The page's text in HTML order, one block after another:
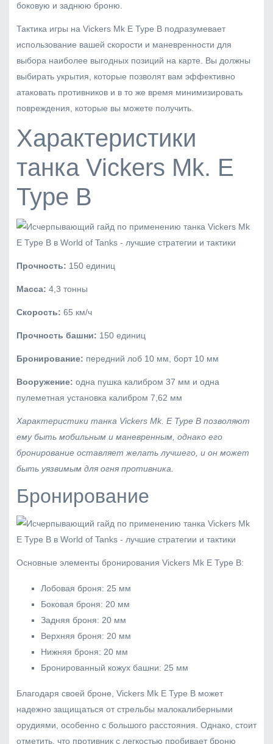
боковую и заднюю броню.
Тактика игры на Vickers Mk E Type B подразумевает
использование вашей скорости и маневренности для
выбора наиболее выгодных позиций на карте. Вы должны
выбирать укрытия, которые позволят вам эффективно
атаковать противников и в то же время минимизировать
повреждения, которые вы можете получить.
Характеристики
танка Vickers Mk. E
Type B
Прочность: 150 единиц
Масса: 4,3 тонны
Скорость: 65 км/ч
Прочность башни: 150 единиц
Бронирование: передний лоб 10 мм, борт 10 мм
Вооружение: одна пушка калибром 37 мм и одна
пулеметная установка калибром 7,62 мм
Характеристики танка Vickers Mk. E Type B позволяют
ему быть мобильным и маневренным, однако его
бронирование оставляет желать лучшего, и он может
быть уязвимым для огня противника.
Бронирование
Основные элементы бронирования Vickers Mk E Type B:
Лобовая броня: 25 мм
Боковая броня: 20 мм
Задняя броня: 20 мм
Верхняя броня: 20 мм
Нижняя броня: 20 мм
Бронированный кожух башни: 25 мм
Благодаря своей броне, Vickers Mk E Type B может
надежно защищаться от стрельбы малокалиберными
орудиями, особенно с большого расстояния. Однако, стоит
отметить, что противник с легкостью пробивает броню